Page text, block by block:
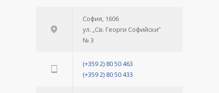
София, 1606
ул. „Св. Георги Софийски”
№ 3
(+359 2) 80 50 463
(+359 2) 80 50 433